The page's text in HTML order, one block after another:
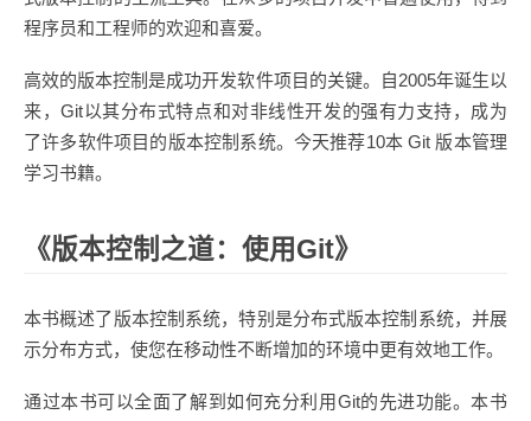
程序员和工程师的欢迎和喜爱。
高效的版本控制是成功开发软件项目的关键。自2005年诞生以
来，Git以其分布式特点和对非线性开发的强有力支持，成为
了许多软件项目的版本控制系统。今天推荐10本 Git 版本管理
学习书籍。
《版本控制之道：使用Git》
本书概述了版本控制系统，特别是分布式版本控制系统，并展
示分布方式，使您在移动性不断增加的环境中更有效地工作。
通过本书可以全面了解到如何充分利用Git的先进功能。本书